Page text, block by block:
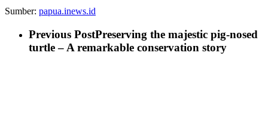
Sumber: papua.inews.id
Previous PostPreserving the majestic pig-nosed
turtle – A remarkable conservation story